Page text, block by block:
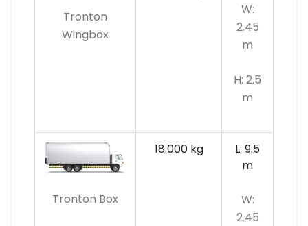
Tronton
Wingbox
W:
2.45
m
H: 2.5
m
Tronton Box
18.000 kg
L: 9.5
m
W:
2.45